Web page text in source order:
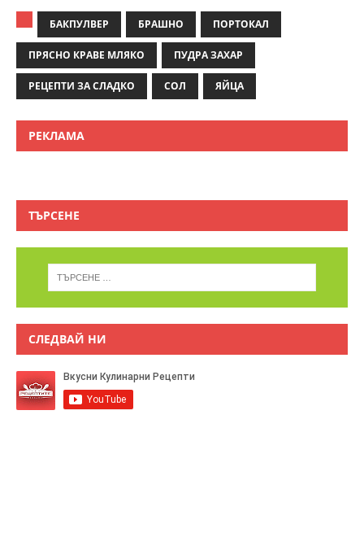
БАКПУЛВЕР БРАШНО ПОРТОКАЛ
ПРЯСНО КРАВЕ МЛЯКО ПУДРА ЗАХАР
РЕЦЕПТИ ЗА СЛАДКО СОЛ ЯЙЦА
РЕКЛАМА
ТЪРСЕНЕ
СЛЕДВАЙ НИ